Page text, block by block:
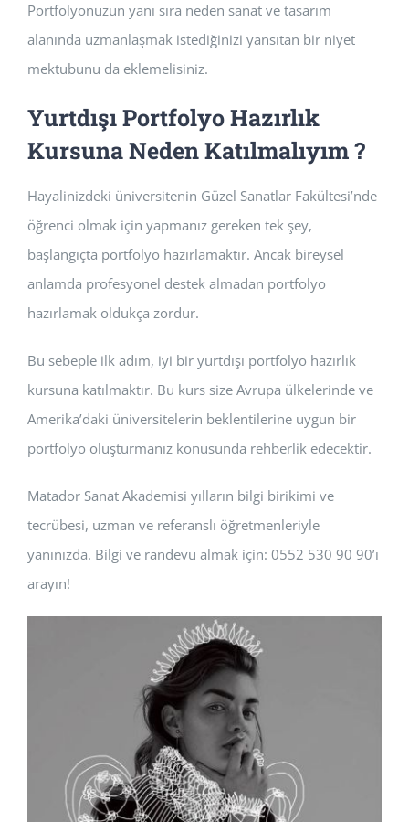
Portfolyonuzun yanı sıra neden sanat ve tasarım
alanında uzmanlaşmak istediğinizi yansıtan bir niyet
mektubunu da eklemelisiniz.
Yurtdışı Portfolyo Hazırlık
Kursuna Neden Katılmalıyım ?
Hayalinizdeki üniversitenin Güzel Sanatlar Fakültesi’nde
öğrenci olmak için yapmanız gereken tek şey,
başlangıçta portfolyo hazırlamaktır. Ancak bireysel
anlamda profesyonel destek almadan portfolyo
hazırlamak oldukça zordur.
Bu sebeple ilk adım, iyi bir yurtdışı portfolyo hazırlık
kursuna katılmaktır. Bu kurs size Avrupa ülkelerinde ve
Amerika’daki üniversitelerin beklentilerine uygun bir
portfolyo oluşturmanız konusunda rehberlik edecektir.
Matador Sanat Akademisi yılların bilgi birikimi ve
tecrübesi, uzman ve referanslı öğretmenleriyle
yanınızda. Bilgi ve randevu almak için: 0552 530 90 90’ı
arayın!